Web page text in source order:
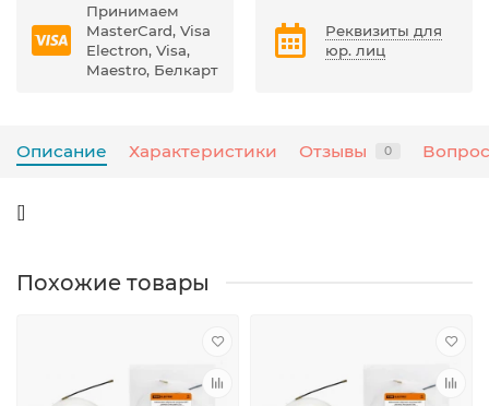
Принимаем
MasterCard, Visa
Electron, Visa,
Maestro, Белкарт
Реквизиты для
юр. лиц
Описание Характеристики Отзывы 0
[]
Похожие товары